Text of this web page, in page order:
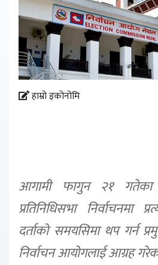
हाम्रो इकोनोमि
आगामी फागुन २१
प्रतिनिधिसभा निर्वाचनमा
दर्ताको समयसिमा थप गर्न
निर्वाचन आयोगलाई आग्रह